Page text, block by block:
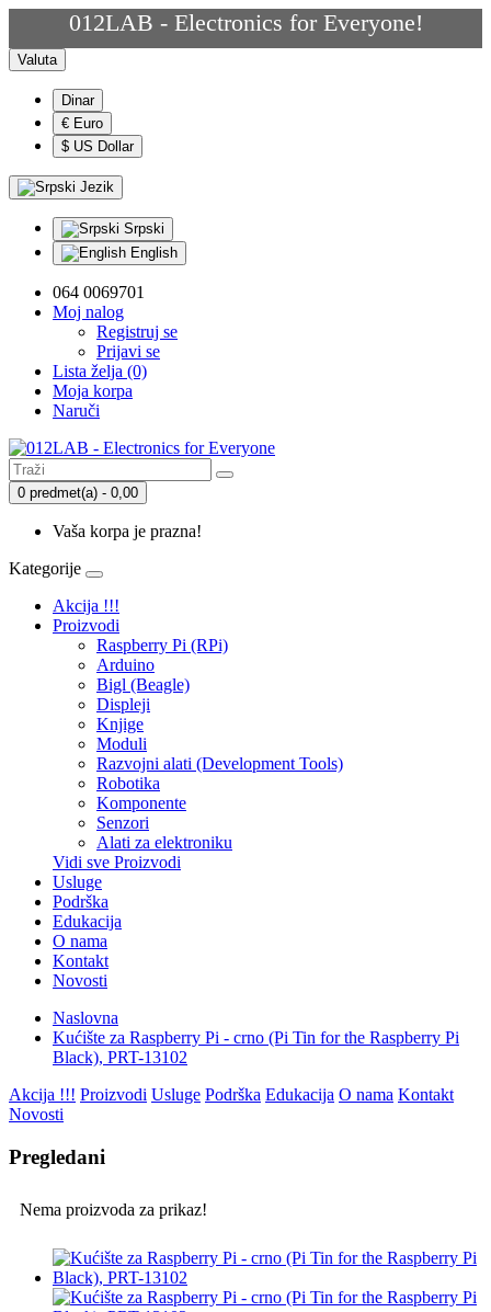
012LAB - Electronics for Everyone!
Valuta
Dinar
€ Euro
$ US Dollar
Jezik
Srpski
English
064 0069701
Moj nalog
Registruj se
Prijavi se
Lista želja (0)
Moja korpa
Naruči
0 predmet(a) - 0,00
Vaša korpa je prazna!
Kategorije
Akcija !!!
Proizvodi
Raspberry Pi (RPi)
Arduino
Bigl (Beagle)
Displеji
Knjige
Moduli
Razvojni alati (Development Tools)
Robotika
Komponente
Senzori
Alati za elektroniku
Vidi sve Proizvodi
Usluge
Podrška
Edukacija
O nama
Kontakt
Novosti
Naslovna
Kućište za Raspberry Pi - crno (Pi Tin for the Raspberry Pi
Black), PRT-13102
Akcija !!! Proizvodi Usluge Podrška Edukacija O nama Kontakt
Novosti
Pregledani
Nema proizvoda za prikaz!